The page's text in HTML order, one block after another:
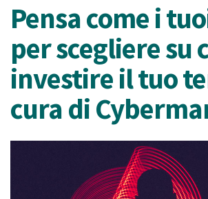
Pensa come i
per scegliere su
investire il tuo
cura di